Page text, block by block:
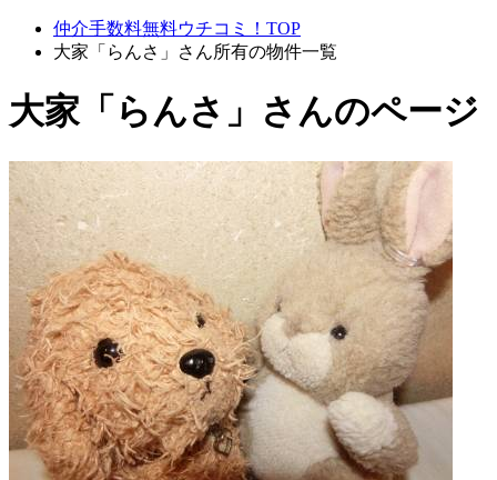
仲介手数料無料ウチコミ！TOP
大家「らんさ」さん所有の物件一覧
大家「らんさ」さんのページ